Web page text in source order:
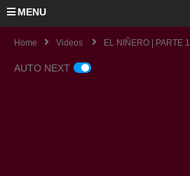
MENU
Home Videos EL NIÑERO | PARTE 1
AUTO NEXT